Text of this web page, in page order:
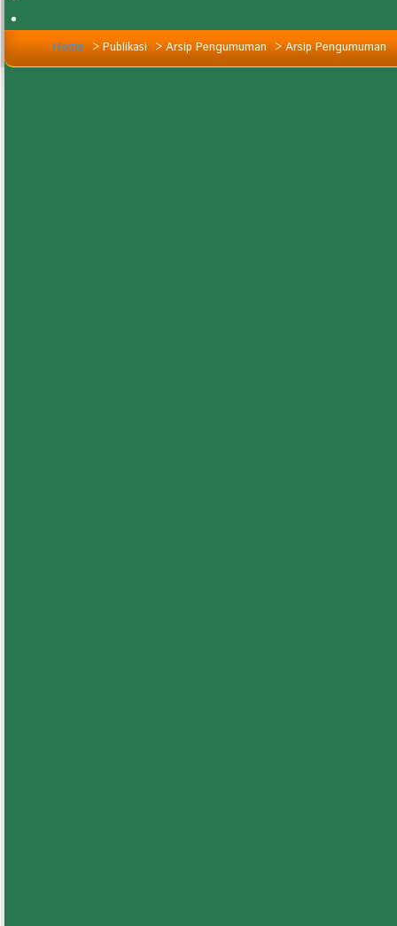
Home >Publikasi >Arsip Pengumuman >Arsip Pengumuman